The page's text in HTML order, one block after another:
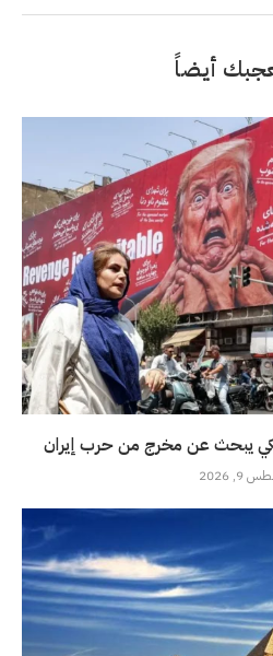
أيضاً
يبحث عن مخرج من حرب إيران
9, 2026